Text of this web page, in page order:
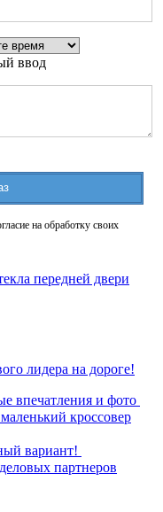
ввод
на обработку своих
передней двери
лидера на дороге!
впечатления и фото
кроссовер
вариант!
партнеров